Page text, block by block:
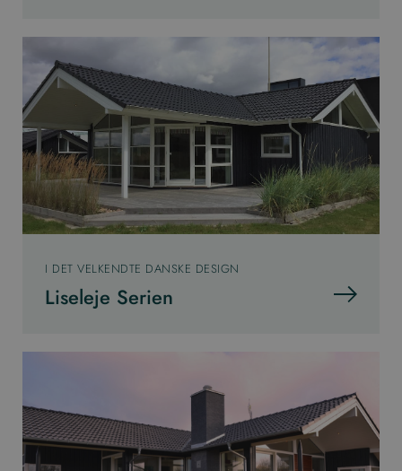
I DET VELKENDTE DANSKE DESIGN
Liseleje Serien